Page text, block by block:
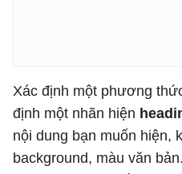
Xác định một phương
định một nhãn hiện
nội dung bạn muốn hiện,
background, màu văn